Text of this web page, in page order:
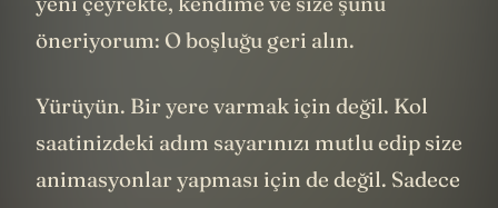
öneriyorum: O boşluğu geri alın.
Yürüyün. Bir yere varmak için değil. Kol
saatinizdeki adım sayarınızı mutlu edip size
animasyonlar yapması için de değil. Sadece